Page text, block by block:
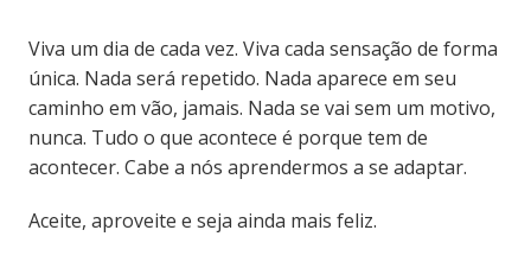
Viva um dia de cada vez. Viva cada sensação de forma
única. Nada será repetido. Nada aparece em seu
caminho em vão, jamais. Nada se vai sem um motivo,
nunca. Tudo o que acontece é porque tem de
acontecer. Cabe a nós aprendermos a se adaptar.
Aceite, aproveite e seja ainda mais feliz.